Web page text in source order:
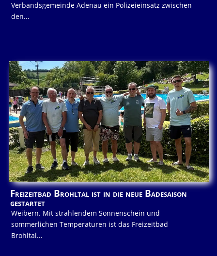
Verbandsgemeinde Adenau ein Polizeieinsatz zwischen
den...
Freizeitbad Brohltal ist in die neue Badesaison
gestartet
Weibern. Mit strahlendem Sonnenschein und
sommerlichen Temperaturen ist das Freizeitbad
Brohltal...